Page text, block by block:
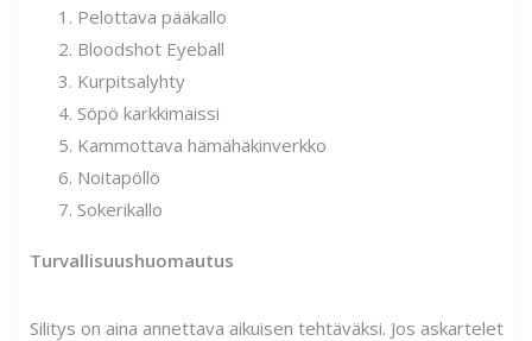
Pelottava pääkallo
Bloodshot Eyeball
Kurpitsalyhty
Söpö karkkimaissi
Kammottava hämähäkinverkko
Noitapöllö
Sokerikallo
Turvallisuushuomautus
Silitys on aina annettava aikuisen tehtäväksi. Jos askartelet